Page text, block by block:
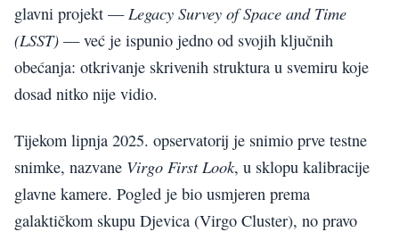
glavni projekt — Legacy Survey of Space and Time
(LSST) — već je ispunio jedno od svojih ključnih
obećanja: otkrivanje skrivenih struktura u svemiru koje
dosad nitko nije vidio.
Tijekom lipnja 2025. opservatorij je snimio prve testne
snimke, nazvane Virgo First Look, u sklopu kalibracije
glavne kamere. Pogled je bio usmjeren prema
galaktičkom skupu Djevica (Virgo Cluster), no pravo